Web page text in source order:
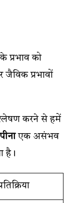
प्रभाव को
प्रभावों
करने से हमें
एक असंभव
है।